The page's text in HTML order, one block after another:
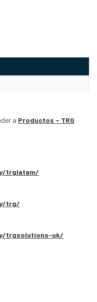
a Productos – TRG
trglatam/
trg/
trgsolutions-uk/